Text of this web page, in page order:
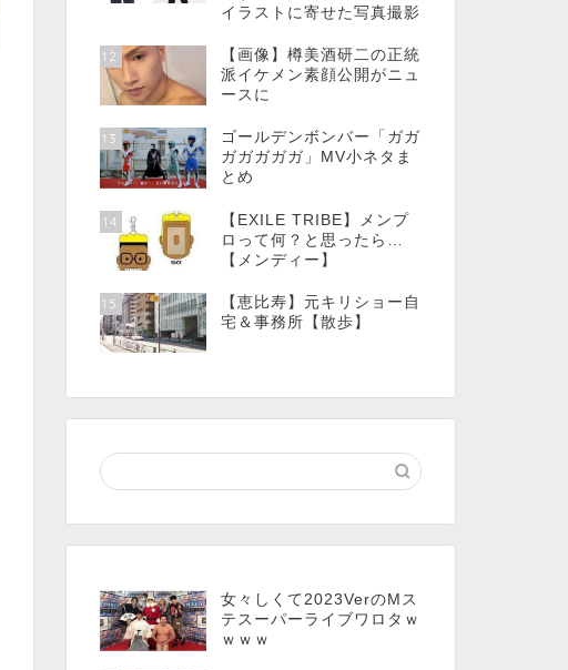
イラストに寄せた写真撮影
12
【画像】樽美酒研二の正統
派イケメン素顔公開がニュ
ースに
13
ゴールデンボンバー「ガガ
ガガガガガ」MV小ネタま
とめ
14
【EXILE TRIBE】メンプ
ロって何？と思ったら…
【メンディー】
15
【恵比寿】元キリショー自
宅＆事務所【散歩】
女々しくて2023VerのMス
テスーパーライブワロタｗ
ｗｗｗ